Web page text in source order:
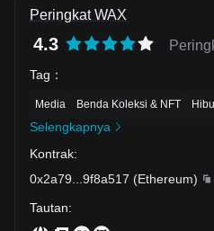
Peringkat WAX
4.3
Tag ：
Media Benda Koleksi & NFT
Selengkapnya
Kontrak:
0x2a79
9f8a517 (Ethereum)
Tautan: